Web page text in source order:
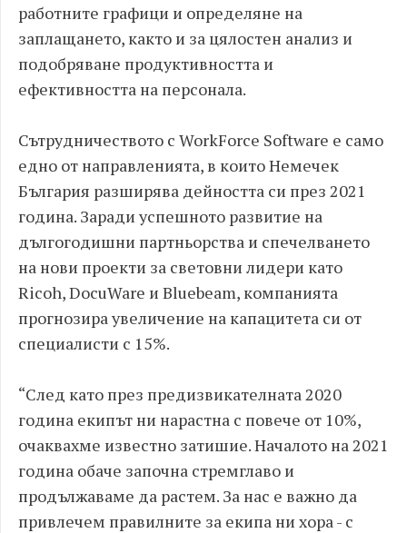
работните графици и определяне на
заплащането, както и за цялостен анализ и
подобряване продуктивността и
ефективността на персонала.
Сътрудничеството с WorkForce Software е само
едно от направленията, в които Немечек
България разширява дейността си през 2021
година. Заради успешното развитие на
дългогодишни партньорства и спечелването
на нови проекти за световни лидери като
Ricoh, DocuWare и Bluebeam, компанията
прогнозира увеличение на капацитета си от
специалисти с 15%.
“След като през предизвикателната 2020
година екипът ни нарастна с повече от 10%,
очаквахме известно затишие. Началото на 2021
година обаче започна стремглаво и
продължаваме да растем. За нас е важно да
привлечем правилните за екипа ни хора - с